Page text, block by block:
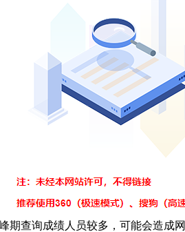
期查询成绩人员较多，可能会造成